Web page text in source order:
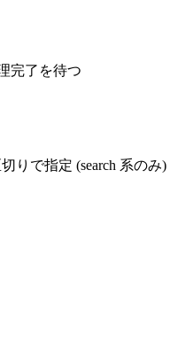
完了を待つ
りで指定 (search 系のみ)